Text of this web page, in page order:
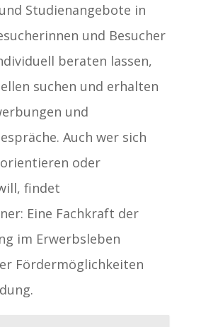
Studienangebote in
und Besucher
beraten lassen,
suchen und erhalten
und
Auch wer sich
oder
findet
Eine Fachkraft der
im Erwerbsleben
Fördermöglichkeiten